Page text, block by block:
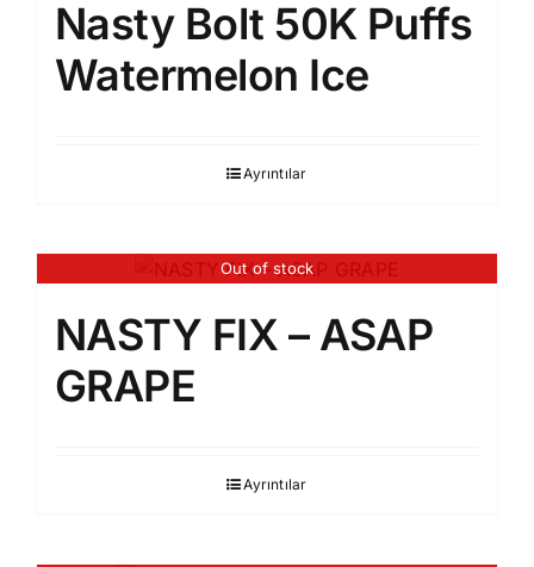
Nasty Bolt 50K Puffs
Watermelon Ice
Ayrıntılar
Out of stock
NASTY FIX – ASAP
GRAPE
Ayrıntılar